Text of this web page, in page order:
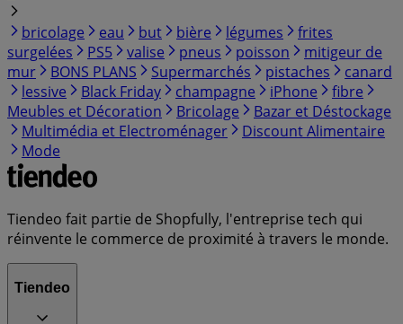
bricolage
eau but bière légumes
frites
surgelées
PS5 valise pneus poisson
mitigeur de
mur
BONS PLANS Supermarchés pistaches
canard
lessive
Black Friday champagne iPhone
fibre
Meubles et Décoration
Bricolage
Bazar et Déstockage
Multimédia et Electroménager
Discount Alimentaire
Mode
Tiendeo fait partie de Shopfully, l'entreprise tech qui
réinvente le commerce de proximité à travers le monde.
Tiendeo